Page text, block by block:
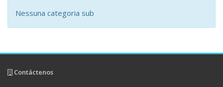
Nessuna categoria sub
Contáctenos